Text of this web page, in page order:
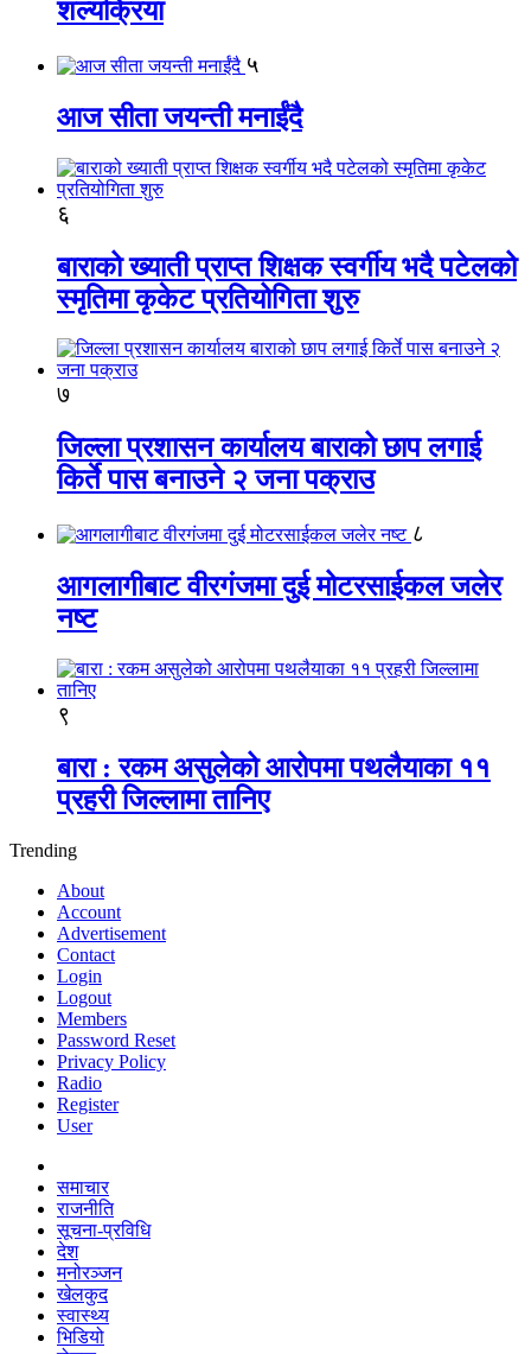
शल्यक्रिया
५
आज सीता जयन्ती मनाईंदै
६
बाराको ख्याती प्राप्त शिक्षक स्वर्गीय भदै पटेलको
स्मृतिमा कृकेट प्रतियोगिता शुरु
७
जिल्ला प्रशासन कार्यालय बाराको छाप लगाई
किर्ते पास बनाउने २ जना पक्राउ
८
आगलागीबाट वीरगंजमा दुई मोटरसाईकल जलेर
नष्ट
९
बारा : रकम असुलेको आरोपमा पथलैयाका ११
प्रहरी जिल्लामा तानिए
Trending
About
Account
Advertisement
Contact
Login
Logout
Members
Password Reset
Privacy Policy
Radio
Register
User
समाचार
राजनीति
सूचना-प्रविधि
देश
मनोरञ्जन
खेलकुद
स्वास्थ्य
भिडियो